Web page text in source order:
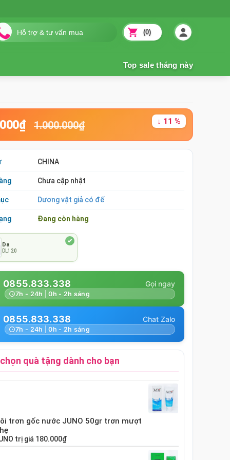
(0)
1.000.000₫ ↓ 11 %
CHINA
Chưa cập nhật
Dương vật giả có đế
Đang còn hàng
Da
DL120
0855.833.338
7h - 24h | 0h - 2h sáng
0855.833.338
7h - 24h | 0h - 2h sáng
quà tặng dành cho bạn
trơn gốc nước JUNO 50gr trơn mượt
trị giá 180.000₫